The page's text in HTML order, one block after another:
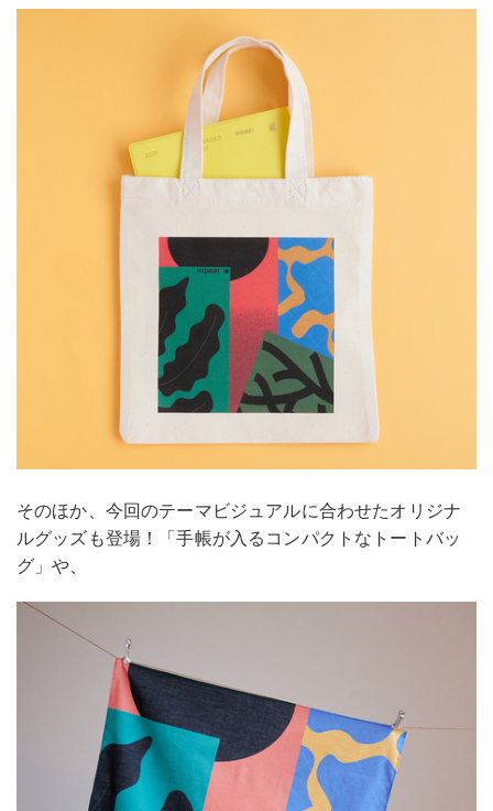
そのほか、今回のテーマビジュアルに合わせたオリジナ
ルグッズも登場！「手帳が入るコンパクトなトートバッ
グ」や、